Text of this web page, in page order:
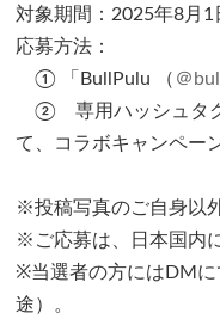
対象期間：2025年8月
応募方法：
① 「BullPulu （ ＠
② 専用ハッシュタ
て、コラボキャンペー
※投稿写真のご自身以
※ご応募は、日本国内
※当選者の方にはDMに
途）。